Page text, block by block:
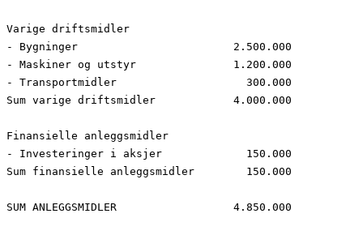
Varige driftsmidler
- Bygninger                        2.500.000
- Maskiner og utstyr               1.200.000
- Transportmidler                    300.000
Sum varige driftsmidler            4.000.000
Finansielle anleggsmidler
- Investeringer i aksjer             150.000
Sum finansielle anleggsmidler        150.000
SUM ANLEGGSMIDLER                  4.850.000